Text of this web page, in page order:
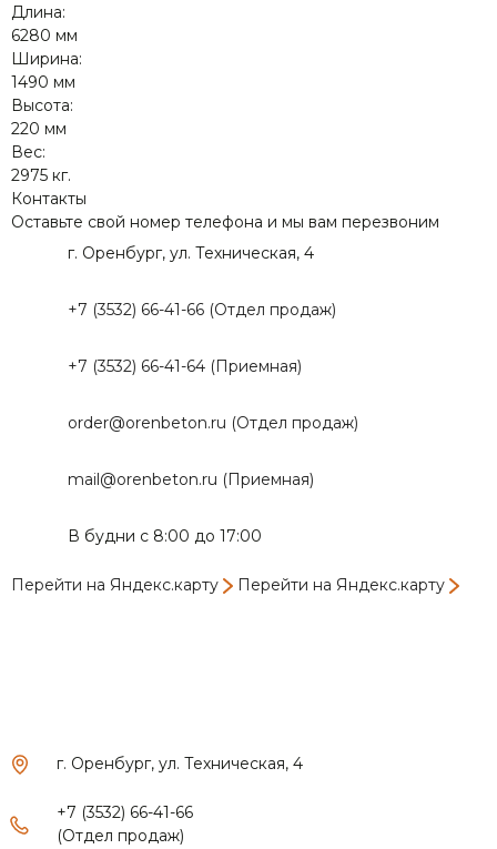
Длина:
6280 мм
Ширина:
1490 мм
Высота:
220 мм
Вес:
2975 кг.
Контакты
Оставьте свой номер телефона и мы вам перезвоним
г. Оренбург, ул. Техническая, 4
+7 (3532) 66-41-66 (Отдел продаж)
+7 (3532) 66-41-64 (Приемная)
order@orenbeton.ru (Отдел продаж)
mail@orenbeton.ru (Приемная)
В будни с 8:00 до 17:00
Перейти на Яндекс.карту Перейти на Яндекс.карту
г. Оренбург, ул. Техническая, 4
+7 (3532) 66-41-66
(Отдел продаж)